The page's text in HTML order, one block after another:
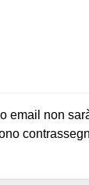
email non